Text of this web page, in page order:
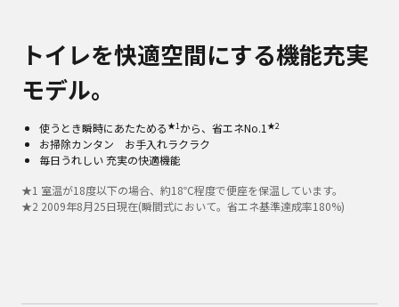
トイレを快適空間にする機能充実
モデル。
使うとき瞬時にあたためる★1 から、省エネNo.1 ★2
お掃除カンタン お手入れラクラク
毎日うれしい 充実の快適機能
★1 室温が18度以下の場合、約18℃程度で便座を保温しています。
★2 2009年8月25日現在(瞬間式において。省エネ基準達成率180%)